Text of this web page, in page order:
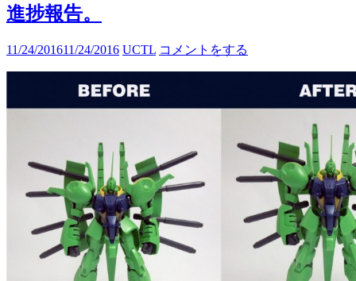
進捗報告。
11/24/201611/24/2016 UCTL コメントをする